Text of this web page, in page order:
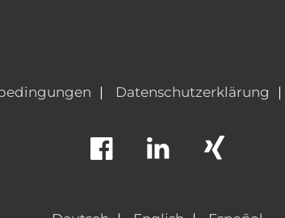
Datenschutzerklärung